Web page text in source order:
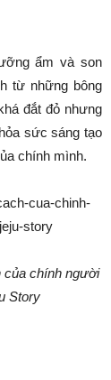
ẩm và son
từ những bông
đắt đỏ nhưng
sức sáng tạo
chính mình.
của chính người
Story